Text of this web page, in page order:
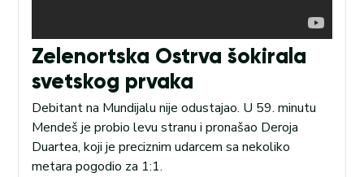
Zelenortska Ostrva šokirala
svetskog prvaka
Debitant na Mundijalu nije odustajao. U 59. minutu
Mendeš je probio levu stranu i pronašao Deroja
Duartea, koji je preciznim udarcem sa nekoliko
metara pogodio za 1:1.